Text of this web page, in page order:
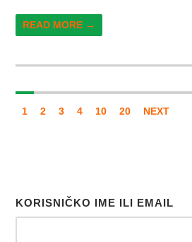
READ MORE →
1 2 3 4 10 20 NEXT
KORISNIČKO IME ILI EMAIL